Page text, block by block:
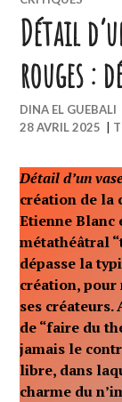
Détail
rouges :
DINA EL GUEBALI
28 AVRIL 2025 |
Détail d’un
création de la
Etienne Blanc
métathéâtral
dépasse la
création,
ses
de “faire du
jamais le
libre, dans
charme du